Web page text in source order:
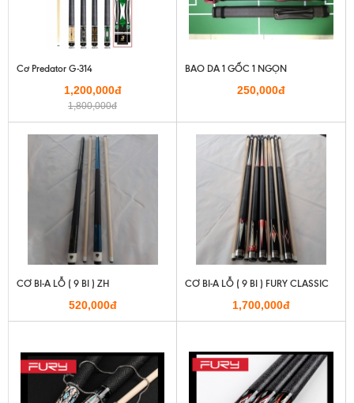
Cơ Predator G-314
1,200,000đ
1,800,000đ
BAO DA 1 GỐC 1 NGỌN
250,000đ
CƠ BI-A LỖ ( 9 BI ) ZH
520,000đ
CƠ BI-A LỖ ( 9 BI ) FURY CLASSIC
1,700,000đ